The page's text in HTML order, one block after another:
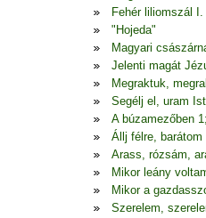
Fehér liliomszál I.
"Hojeda"
Magyari
Jelenti magát
Megraktuk,
Segélj el, uram
A búzamezőben
Állj félre, barátom
Arass, rózsám,
Mikor leány
Mikor a
Szerelem,